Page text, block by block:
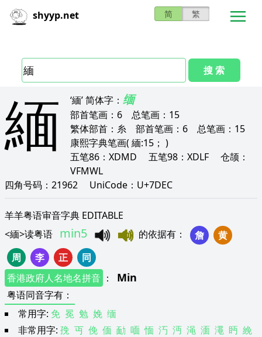
shyyp.net 简 繁
搜 索
緬 ‘緬’简体字： 缅
部首笔画： 6 总笔画： 15
繁体部首： 糸 部首笔画： 6 总笔画： 15
康熙字典笔画( 緬:15； )
五笔86： XDMD 五笔98： XDLF 仓颉：
VFMWL
四角号码： 21962 UniCode： U+7DEC
羊羊粤语审音字典 EDITABLE
<緬>读粤语 min5 的依据有 ： 詹
黄
周
李 正
同
香港政府人名地名拼音 ： Min
粤语同音字有 ：
常用字: 免 冕 勉 娩 缅
非常用字: 㝃 丏 俛 偭 勔 喕 愐 汅 沔 渑 湎 澠 眄 絻